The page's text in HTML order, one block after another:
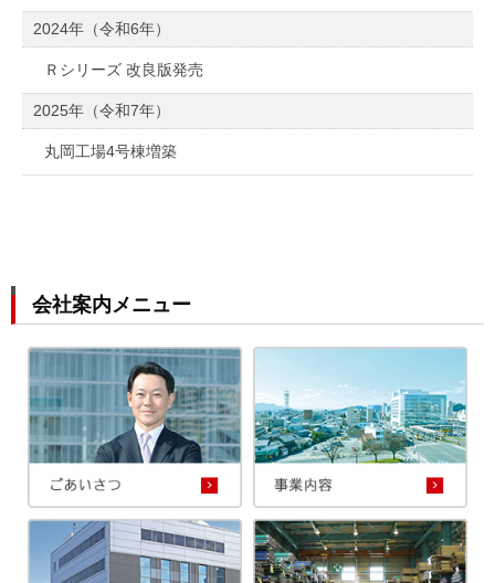
2024年（令和6年）
Ｒシリーズ 改良版発売
2025年（令和7年）
丸岡工場4号棟増築
会社案内メニュー